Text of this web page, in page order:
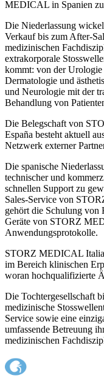
MEDICAL in Spanien
Die Niederlassung
Verkauf bis zum After-
medizinischen
extrakorporale
kommt: von der
Dermatologie und
und Neurologie mit der
Behandlung von
Die Belegschaft von
España besteht aktuell
Netzwerk externer
Die spanische
technischer und
schnellen Support zu
Sales-Service von
gehört die Schulung
Geräte von STORZ
Anwendungsprotokolle.
STORZ MEDICAL Italia
im Bereich klinischen
woran hochqualifizierte
Die Tochtergesellschaft
medizinische
Service sowie eine
umfassende Betreuung
medizinischen